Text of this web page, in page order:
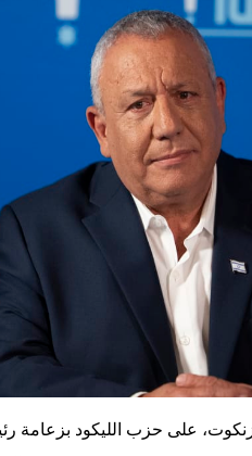
على حزب الليكود بزعامة رئيس